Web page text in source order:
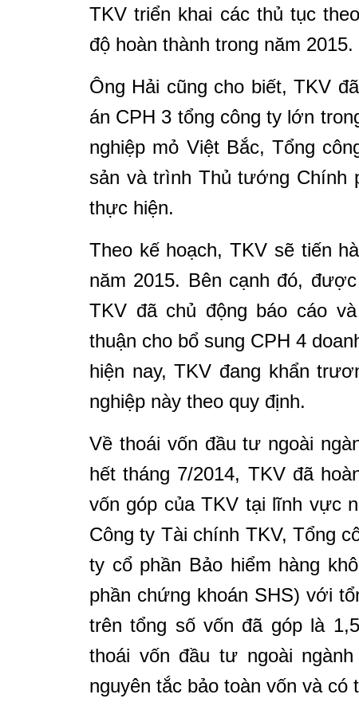
TKV triển khai các thủ tục
độ hoàn thành trong năm 2015.
Ông Hải cũng cho biết, TKV
án CPH 3 tổng công ty lớn
nghiệp mỏ Việt Bắc, Tổng
sản và trình Thủ tướng Chính
thực hiện.
Theo kế hoạch, TKV sẽ tiến
năm 2015. Bên cạnh đó,
TKV đã chủ động báo cáo
thuận cho bổ sung CPH 4
hiện nay, TKV đang khẩn
nghiệp này theo quy định.
Về thoái vốn đầu tư ngoài
hết tháng 7/2014, TKV đã
vốn góp của TKV tại lĩnh vực
Công ty Tài chính TKV, Tổng
ty cổ phần Bảo hiểm hàng
phần chứng khoán SHS) với
trên tổng số vốn đã góp là
thoái vốn đầu tư ngoài
nguyên tắc bảo toàn vốn và có